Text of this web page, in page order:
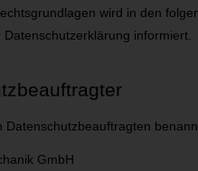
wird in den
informiert.
Datenschutzbeauftragten
GmbH